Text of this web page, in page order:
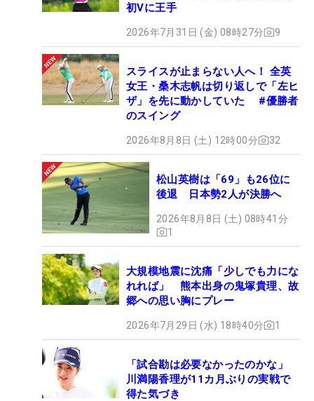
初Vに王手
2026年7月31日 (金) 08時27分 9
スライスが止まらない人へ！ 全英
女王・桑木志帆は切り返しで「左ヒ
ザ」を先に動かしていた #優勝者
のスイング
2026年8月8日 (土) 12時00分 32
松山英樹は「69」も26位に
後退 日本勢2人が決勝へ
2026年8月8日 (土) 08時41分
1
大規模地震に沈痛「少しでも力にな
れれば」 熊本出身の鬼塚貴理、故
郷への思い胸にプレー
2026年7月29日 (水) 18時40分 1
「試合勘は必要なかったのかな」
川満陽香理が11カ月ぶりの実戦で
得た気づき